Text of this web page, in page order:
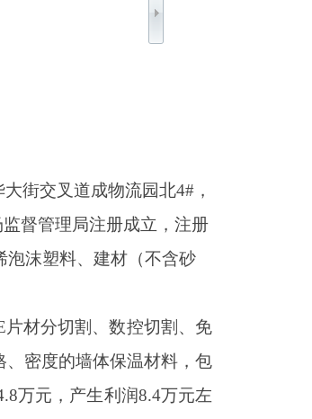
街交叉道成物流园北4#，
督管理局注册成立，注册
泡沫塑料、建材（不含砂
片材分切割、数控切割、免
密度的墙体保温材料，包
万元，产生利润8.4万元左